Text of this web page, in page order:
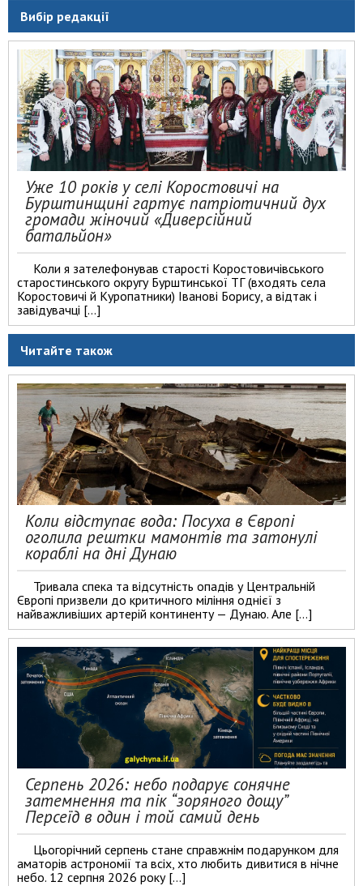
Вибір редакції
Уже 10 років у селі Коростовичі на
Бурштинщині гартує патріотичний дух
громади жіночий «Диверсійний
батальйон»
Коли я зателефонував старості Коростовичівського
старостинського округу Бурштинської ТГ (входять села
Коростовичі й Куропатники) Іванові Борису, а відтак і
завідувачці […]
Читайте також
Коли відступає вода: Посуха в Європі
оголила рештки мамонтів та затонулі
кораблі на дні Дунаю
Тривала спека та відсутність опадів у Центральній
Європі призвели до критичного міління однієї з
найважливіших артерій континенту — Дунаю. Але […]
Серпень 2026: небо подарує сонячне
затемнення та пік “зоряного дощу”
Персеїд в один і той самий день
Цьогорічний серпень стане справжнім подарунком для
аматорів астрономії та всіх, хто любить дивитися в нічне
небо. 12 серпня 2026 року […]